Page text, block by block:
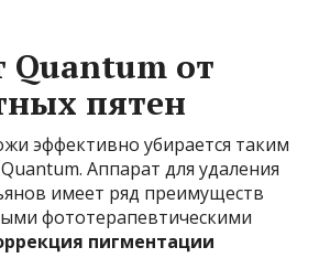
Quantum от
пятен
эффективно убирается таким
Аппарат для удаления
имеет ряд преимуществ
фототерапевтическими
пигментации